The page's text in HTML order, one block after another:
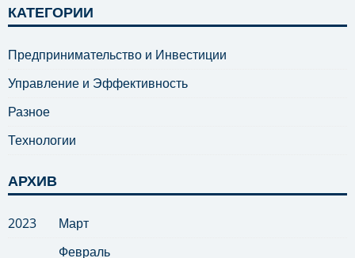
КАТЕГОРИИ
Предпринимательство и Инвестиции
Управление и Эффективность
Разное
Технологии
АРХИВ
2023
Март
Февраль